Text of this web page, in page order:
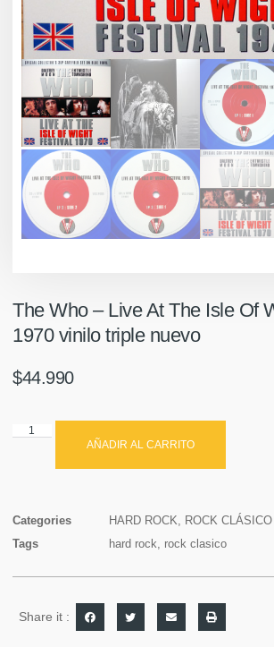
The Who ‎– Live At The Isle Of
1970 vinilo triple nuevo
$44.990
AÑADIR AL CARRITO
Categories HARD ROCK
ROCK CLÁSICO
Tags
hard rock rock clasico
Share it :